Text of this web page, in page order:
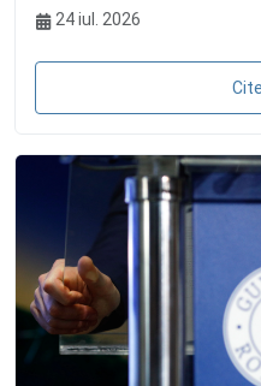
24 iul. 2026